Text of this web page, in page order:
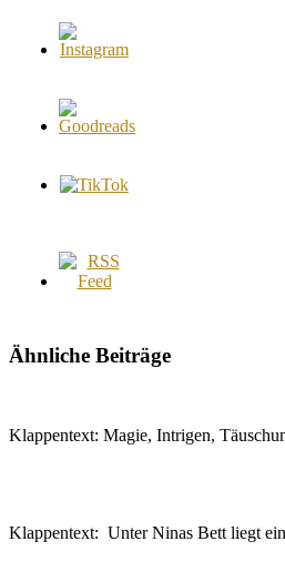
Ähnliche Beiträge
Klappentext: Magie, Intrigen,
Klappentext: Unter Ninas Bett liegt